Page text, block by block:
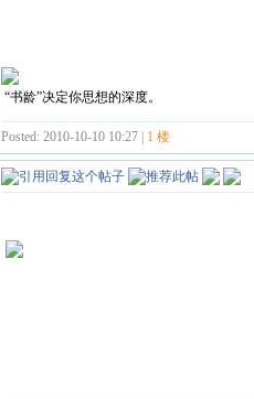
“书龄”决定你思想的深度。
Posted: 2010-10-10 10:27 | 1 楼